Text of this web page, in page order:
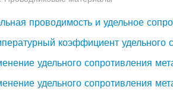
проводимость и удельное
коэффициент удельного
удельного сопротивления
удельного сопротивления